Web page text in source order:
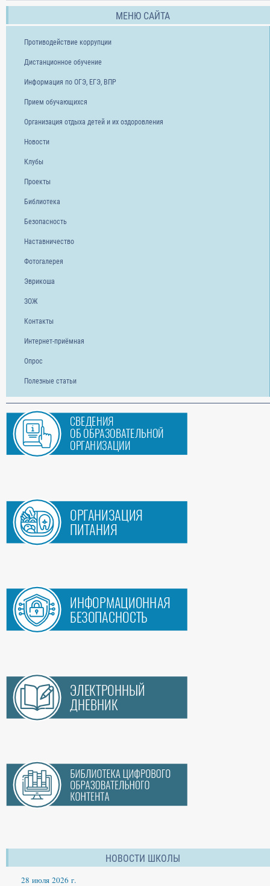
МЕНЮ САЙТА
Противодействие коррупции
Дистанционное обучение
Информация по ОГЭ, ЕГЭ, ВПР
Прием обучающихся
Организация отдыха детей и их оздоровления
Новости
Клубы
Проекты
Библиотека
Безопасность
Наставничество
Фотогалерея
Эврикоша
ЗОЖ
Контакты
Интернет-приёмная
Опрос
Полезные статьи
НОВОСТИ ШКОЛЫ
28 июля 2026 г.